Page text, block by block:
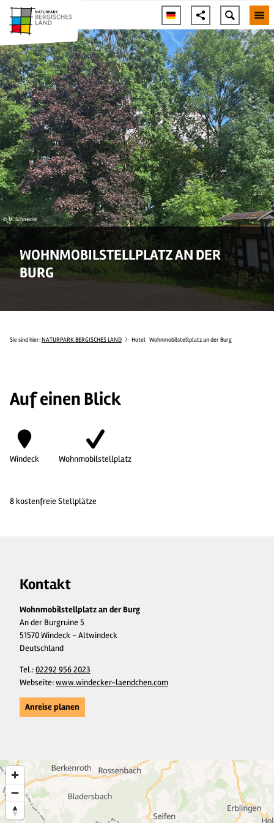
© M. Schneider
WOHNMOBILSTELLPLATZ AN DER
BURG
Sie sind hier:NATURPARK BERGISCHES LAND Hotel Wohnmobilstellplatz an der Burg
Auf einen Blick
Windeck Wohnmobilstellplatz
8 kostenfreie Stellplätze
Kontakt
Wohnmobilstellplatz an der Burg
An der Burgruine 5
51570 Windeck - Altwindeck
Deutschland
Tel.:02292 956 2023
Webseite:www.windecker-laendchen.com
Anreise planen